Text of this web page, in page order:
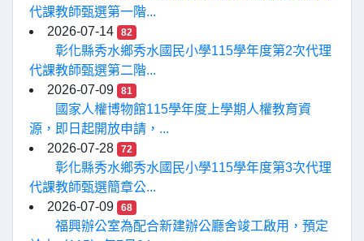
代課教師甄選第一階...
2026-07-14
82
彰化縣秀水鄉秀水國民小學115學年度第2次代理
代課教師甄選第二階...
2026-07-09
81
國家人權博物館115學年度上學期人權教育資
源，即日起開放申請，...
2026-07-28
72
彰化縣秀水鄉秀水國民小學115學年度第3次代理
代課教師甄選簡章公...
2026-07-09
68
福興辦公室為配合新建辦公廳舍竣工啟用，預定